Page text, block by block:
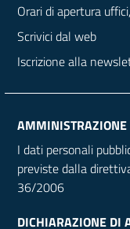
Orari di apertura
Scrivici dal web
Iscrizione alla
AMMINISTRAZIONE
I dati personali
previste dalla
36/2006
DICHIARAZIONE DI